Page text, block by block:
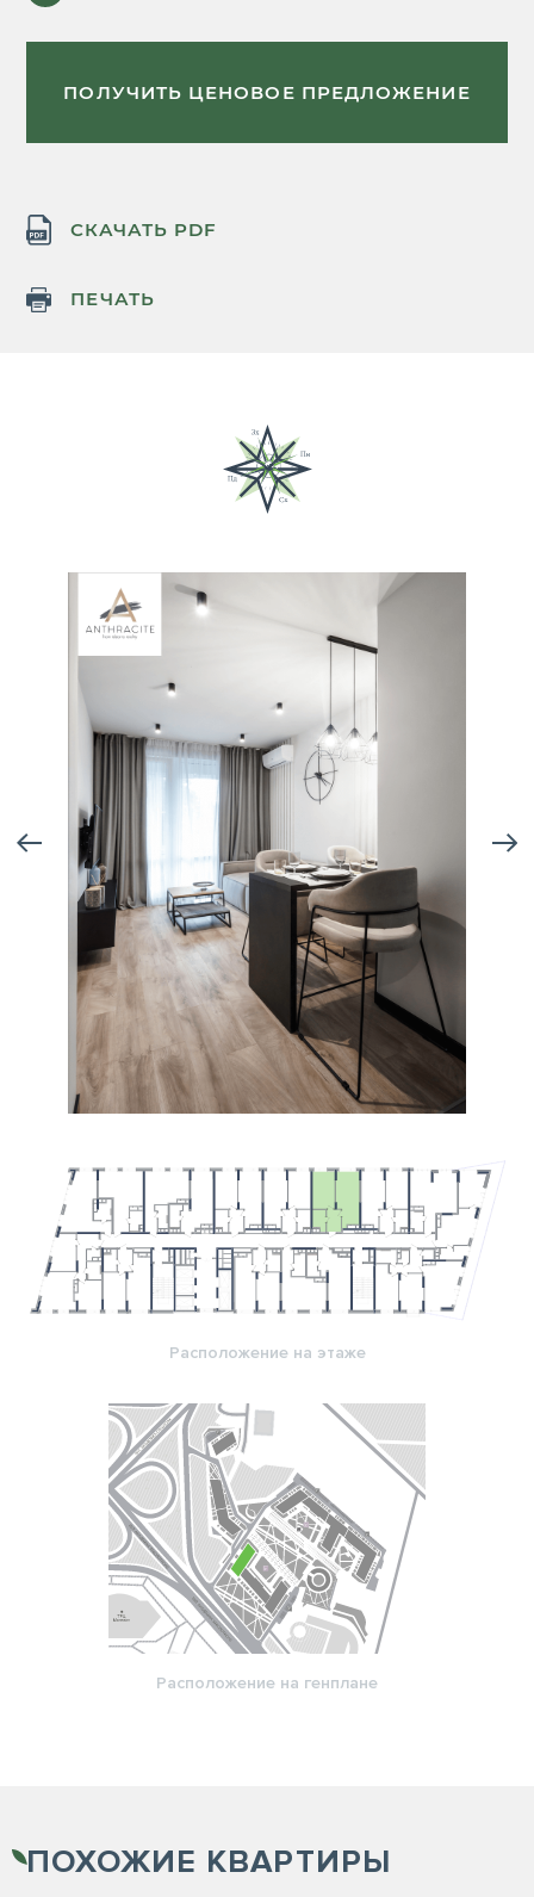
ПОЛУЧИТЬ ЦЕНОВОЕ ПРЕДЛОЖЕНИЕ
СКАЧАТЬ PDF
ПЕЧАТЬ
Расположение на этаже
Расположение на генплане
ПОХОЖИЕ КВАРТИРЫ